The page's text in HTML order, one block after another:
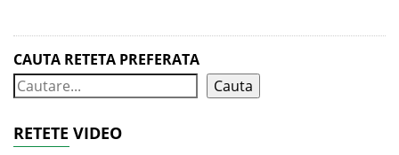
CAUTA RETETA PREFERATA
Cauta
RETETE VIDEO